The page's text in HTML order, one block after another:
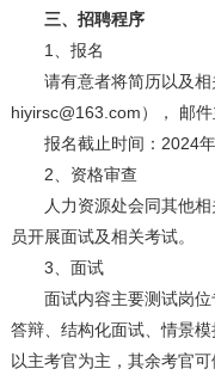
三、招聘程序
1、报名
请有意者将简历以及相
hiyirsc@163.com）， 邮
报名截止时间：2024年
2、资格审查
人力资源处会同其他相
员开展面试及相关考试。
3、面试
面试内容主要测试岗位
答辩、结构化面试、情景
以主考官为主，其余考官可